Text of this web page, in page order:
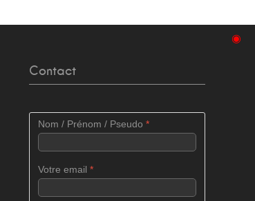
◉
Contact
Nom / Prénom / Pseudo *
Votre email *